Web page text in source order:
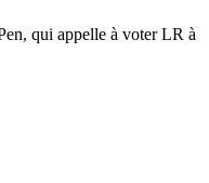
qui appelle à voter LR à